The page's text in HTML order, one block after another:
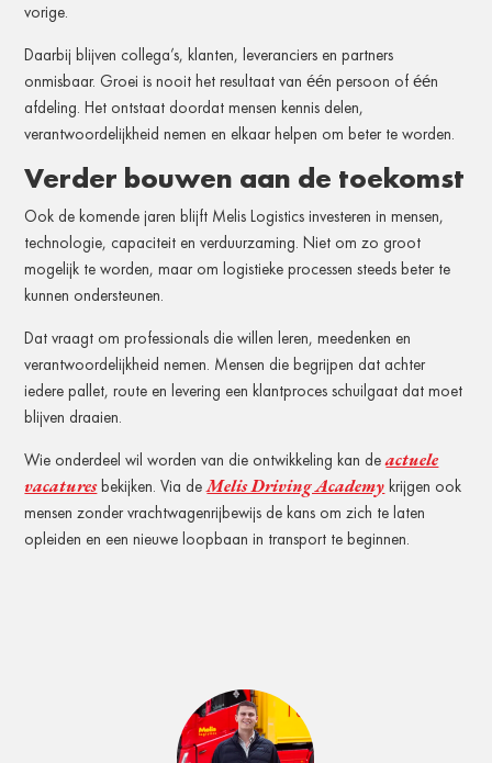
vorige.
Daarbij blijven collega’s, klanten, leveranciers en partners
onmisbaar. Groei is nooit het resultaat van één persoon of één
afdeling. Het ontstaat doordat mensen kennis delen,
verantwoordelijkheid nemen en elkaar helpen om beter te worden.
Verder bouwen aan de toekomst
Ook de komende jaren blijft Melis Logistics investeren in mensen,
technologie, capaciteit en verduurzaming. Niet om zo groot
mogelijk te worden, maar om logistieke processen steeds beter te
kunnen ondersteunen.
Dat vraagt om professionals die willen leren, meedenken en
verantwoordelijkheid nemen. Mensen die begrijpen dat achter
iedere pallet, route en levering een klantproces schuilgaat dat moet
blijven draaien.
Wie onderdeel wil worden van die ontwikkeling kan deactuele
vacaturesbekijken. Via deMelis Driving Academy krijgen ook
mensen zonder vrachtwagenrijbewijs de kans om zich te laten
opleiden en een nieuwe loopbaan in transport te beginnen.